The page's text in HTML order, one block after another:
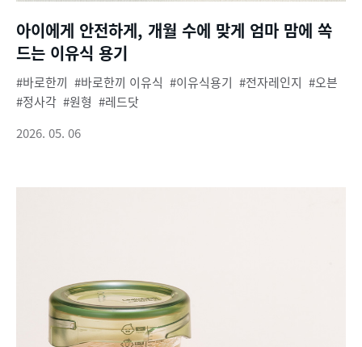
아이에게 안전하게, 개월 수에 맞게 엄마 맘에 쏙
드는 이유식 용기
바로한끼 바로한끼 이유식 이유식용기 전자레인지
오븐
정사각
원형
레드닷
2026. 05. 06